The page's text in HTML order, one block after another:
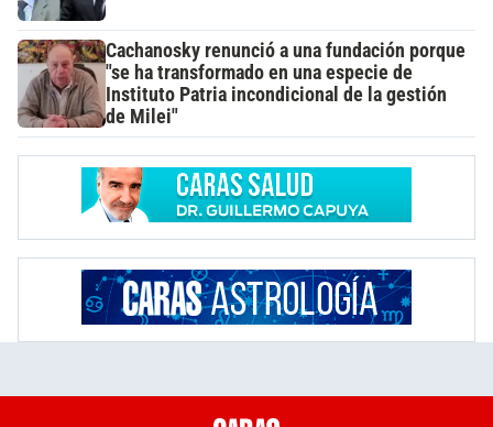
Cachanosky renunció a una fundación porque
"se ha transformado en una especie de
Instituto Patria incondicional de la gestión
de Milei"